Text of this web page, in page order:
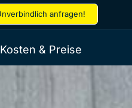
anfragen!
Kosten & Preise